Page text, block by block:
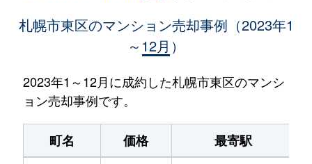
札幌市東区のマンション売却事例（2023年1
～12月）
2023年1～12月に成約した札幌市東区のマンシ
ョン売却事例です。
町名 価格 最寄駅